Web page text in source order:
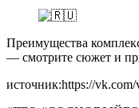
Преимущества
— смотрите сюжет и
источник:https://